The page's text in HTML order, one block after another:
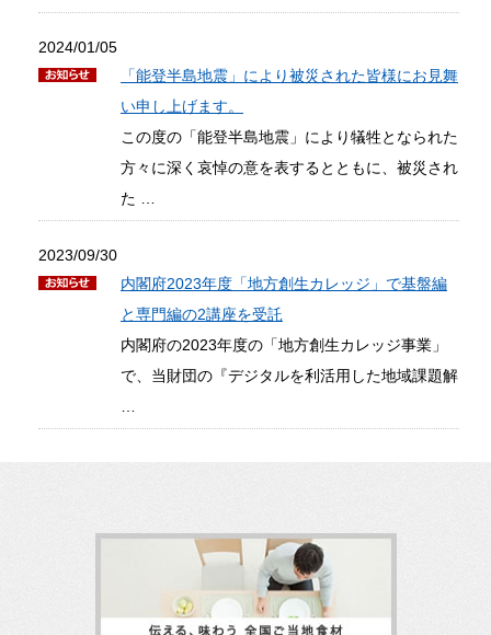
2024/01/05
「能登半島地震」により被災された皆様にお見舞
い申し上げます。
この度の「能登半島地震」により犠牲となられた
方々に深く哀悼の意を表するとともに、被災され
た …
2023/09/30
内閣府2023年度「地方創生カレッジ」で基盤編
と専門編の2講座を受託
内閣府の2023年度の「地方創生カレッジ事業」
で、当財団の『デジタルを利活用した地域課題解